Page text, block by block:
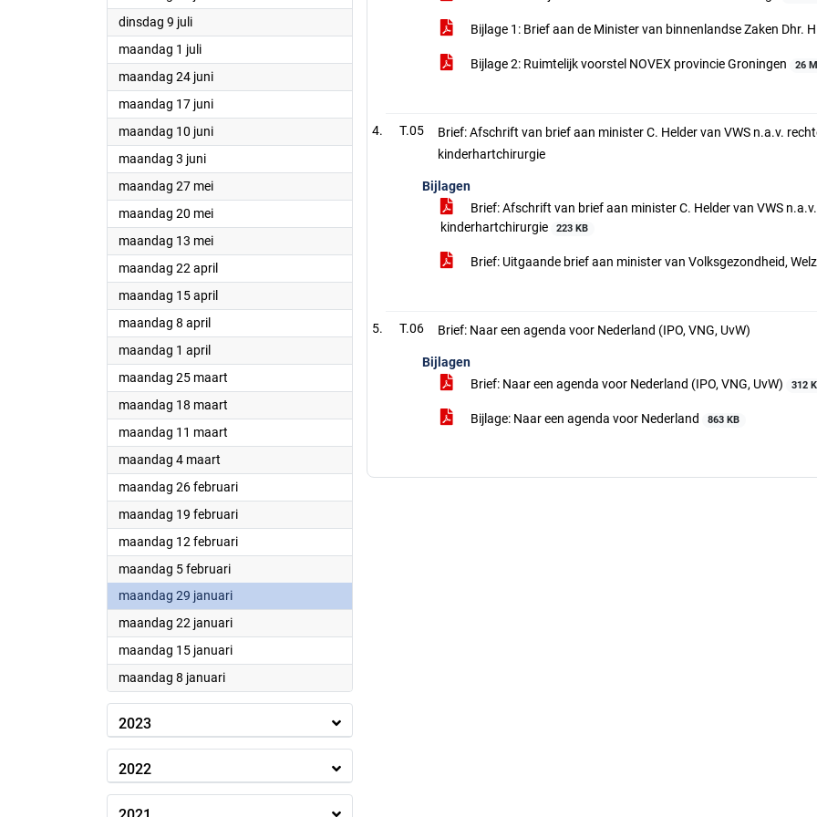
dinsdag 9 juli2024
maandag 1 juli2024
maandag 24 juni2024
maandag 17 juni2024
maandag 10 juni2024
maandag 3 juni2024
maandag 27 mei2024
maandag 20 mei2024
maandag 13 mei2024
maandag 22 april2024
maandag 15 april2024
maandag 8 april2024
maandag 1 april2024
maandag 25 maart
maandag 18 maart
maandag 11 maart
maandag 4 maart
maandag 26 februari2024
maandag 19 februari2024
maandag 12 februari2024
maandag 5 februari2024
maandag 29 januari2024
maandag 22 januari2024
maandag 15 januari2024
maandag 8 januari2024
2023
2022
Bijlage 1: Brief aan de Minister van binnenlandse Zaken Dhr.
Bijlage 2: Ruimtelijk voorstel NOVEX provincie Groningen 26
T.05
Brief: Afschrift van brief aan minister C. Helder van VWS n.a.v.
kinderhartchirurgie
Bijlagen
Brief: Afschrift van brief aan minister C. Helder van VWS
kinderhartchirurgie
223 KB
Brief: Uitgaande brief aan minister van Volksgezondheid,
T.06 Brief: Naar een agenda voor Nederland (IPO, VNG, UvW)
Bijlagen
Brief: Naar een agenda voor Nederland (IPO, VNG, UvW)
312
Bijlage: Naar een agenda voor Nederland 863 KB